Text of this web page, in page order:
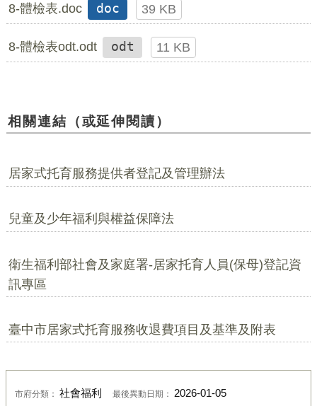
8-體檢表.doc doc 39 KB
8-體檢表odt.odt odt 11 KB
相關連結（或延伸閱讀）
居家式托育服務提供者登記及管理辦法
兒童及少年福利與權益保障法
衛生福利部社會及家庭署-居家托育人員(保母)登記資
訊專區
臺中市居家式托育服務收退費項目及基準及附表
市府分類： 社會福利 最後異動日期： 2026-01-05